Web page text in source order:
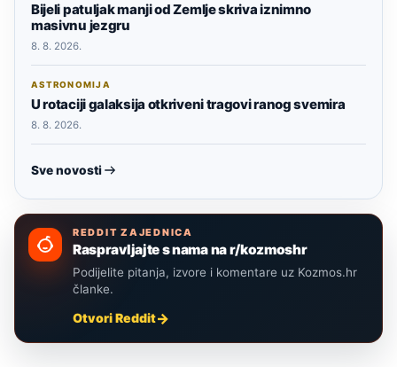
Bijeli patuljak manji od Zemlje skriva iznimno
masivnu jezgru
8. 8. 2026.
ASTRONOMIJA
U rotaciji galaksija otkriveni tragovi ranog svemira
8. 8. 2026.
Sve novosti
REDDIT ZAJEDNICA
Raspravljajte s nama na r/kozmoshr
Podijelite pitanja, izvore i komentare uz Kozmos.hr
članke.
Otvori Reddit